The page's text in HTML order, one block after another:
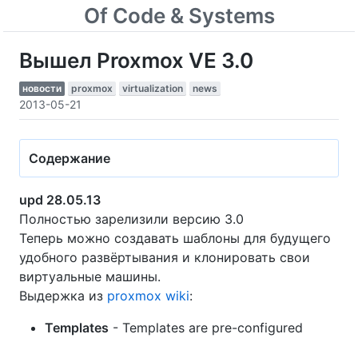
Of Code & Systems
Вышел Proxmox VE 3.0
новости proxmox virtualization news
2013-05-21
Содержание
upd 28.05.13
Полностью зарелизили версию 3.0
Теперь можно создавать шаблоны для будущего
удобного развёртывания и клонировать свои
виртуальные машины.
Выдержка из proxmox wiki:
Templates - Templates are pre-configured